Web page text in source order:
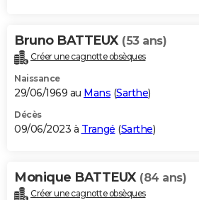
Bruno BATTEUX (53 ans)
Créer une cagnotte obsèques
Naissance
29/06/1969 au Mans (Sarthe)
Décès
09/06/2023 à Trangé (Sarthe)
Monique BATTEUX (84 ans)
Créer une cagnotte obsèques